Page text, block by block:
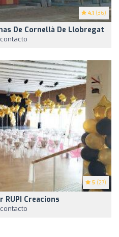
4.1 (36)
De Cornellà De Llobregat
5 (27)
Creacions